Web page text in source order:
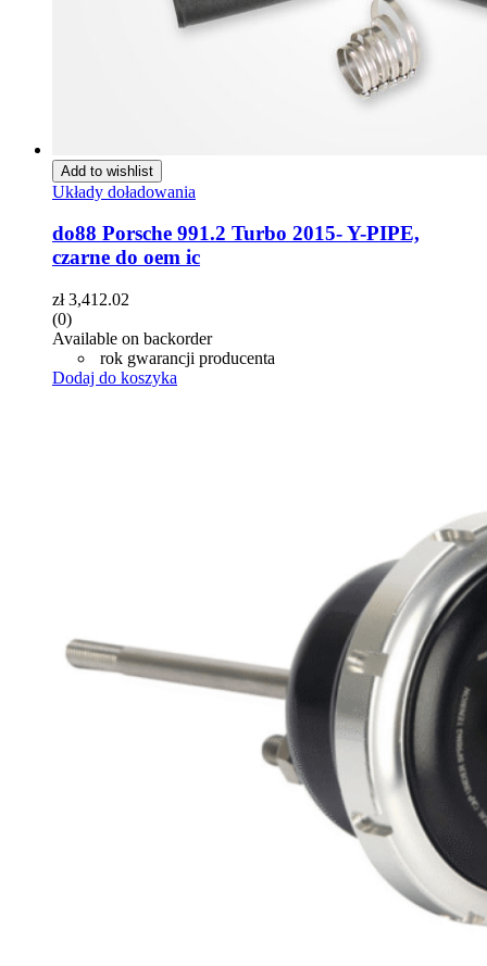
Add to wishlist
Układy doładowania
do88 Porsche 991.2 Turbo 2015- Y-PIPE,
czarne do oem ic
zł3,412.02
(0)
Available on backorder
rok gwarancji producenta
Dodaj do koszyka